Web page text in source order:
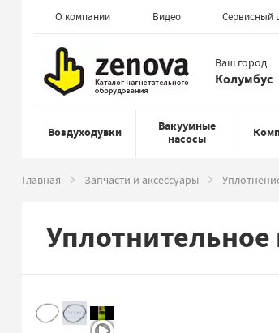
О компании Видео Сервисный
Ваш город
Колумбус
Воздуходувки
Вакуумные
насосы
Главная Запчасти и аксессуары
Уплотнительное